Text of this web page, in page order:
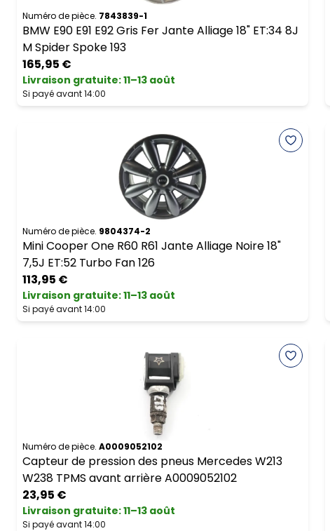
Numéro de pièce. 7843839-1
BMW E90 E91 E92 Gris Fer Jante Alliage 18" ET:34 8J
M Spider Spoke 193
165,95 €
Livraison gratuite:11–13 août
Si payé avant 14:00
Numéro de pièce. 9804374-2
Mini Cooper One R60 R61 Jante Alliage Noire 18"
7,5J ET:52 Turbo Fan 126
113,95 €
Livraison gratuite:11–13 août
Si payé avant 14:00
Numéro de pièce. A0009052102
Capteur de pression des pneus Mercedes W213
W238 TPMS avant arrière A0009052102
23,95 €
Livraison gratuite:11–13 août
Si payé avant 14:00